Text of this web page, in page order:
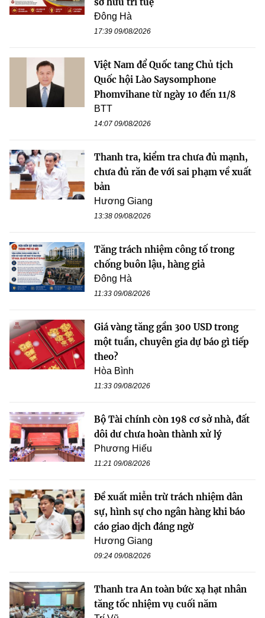
Đông Hà
17:39 09/08/2026
Việt Nam để Quốc tang Chủ tịch
Quốc hội Lào Saysomphone
Phomvihane từ ngày 10 đến 11/8
BTT
14:07 09/08/2026
Thanh tra, kiểm tra chưa đủ mạnh,
chưa đủ răn đe với sai phạm về xuất
bản
Hương Giang
13:38 09/08/2026
Tăng trách nhiệm công tố trong
chống buôn lậu, hàng giả
Đông Hà
11:33 09/08/2026
Giá vàng tăng gần 300 USD trong
một tuần, chuyên gia dự báo gì tiếp
theo?
Hòa Bình
11:33 09/08/2026
Bộ Tài chính còn 198 cơ sở nhà, đất
dôi dư chưa hoàn thành xử lý
Phương Hiếu
11:21 09/08/2026
Đề xuất miễn trừ trách nhiệm dân
sự, hình sự cho ngân hàng khi báo
cáo giao dịch đáng ngờ
Hương Giang
09:24 09/08/2026
Thanh tra An toàn bức xạ hạt nhân
tăng tốc nhiệm vụ cuối năm